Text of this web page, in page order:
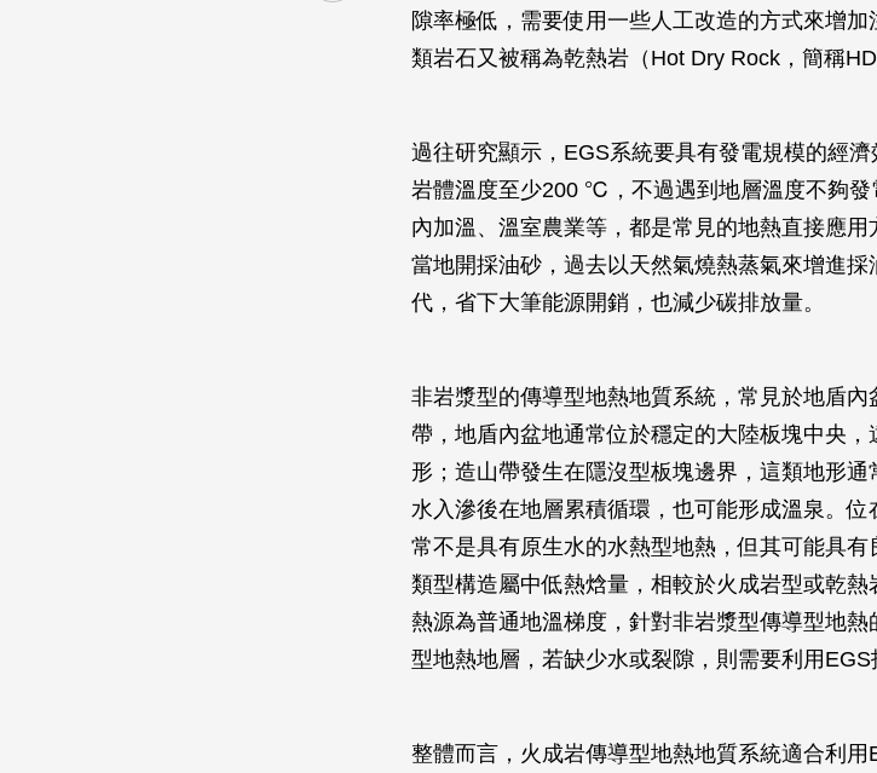
隙率極低，需要使用一些人工改造的方式來增
類岩石又被稱為乾熱岩（Hot Dry Rock，簡稱
過往研究顯示，EGS系統要具有發電規模的經
岩體溫度至少200 ℃，不過遇到地層溫度不夠發
內加溫、溫室農業等，都是常見的地熱直接應
當地開採油砂，過去以天然氣燒熱蒸氣來增進
代，省下大筆能源開銷，也減少碳排放量。
非岩漿型的傳導型地熱地質系統，常見於地盾
帶，地盾內盆地通常位於穩定的大陸板塊中央
形；造山帶發生在隱沒型板塊邊界，這類地形
水入滲後在地層累積循環，也可能形成溫泉。
常不是具有原生水的水熱型地熱，但其可能具
類型構造屬中低熱焓量，相較於火成岩型或乾
熱源為普通地溫梯度，針對非岩漿型傳導型地
型地熱地層，若缺少水或裂隙，則需要利用EGS
整體而言，火成岩傳導型地熱地質系統適合利